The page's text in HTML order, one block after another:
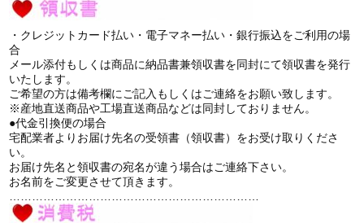
・クレジットカード払い・電子マネー払い・銀行振込をご利用の場
合
メール添付もしくは商品に納品書兼領収書を同封にて領収書を発行
いたします。
ご希望の方は備考欄にご記入もしくはご連絡をお願い致します。
※産地直送商品や工場直送商品などは同封しておりません。
●代金引換便の場合
宅配業者よりお届け先名の受領書（領収書）をお受け取りくださ
い。
お届け先名と領収書の宛名が違う場合はご連絡下さい。
お名前をご変更させて頂きます。
…………………………………………………………